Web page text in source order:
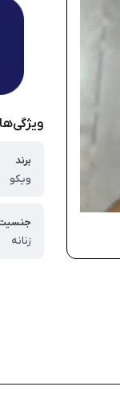
ویژگی‌ها
برند
ویکو
زنانه